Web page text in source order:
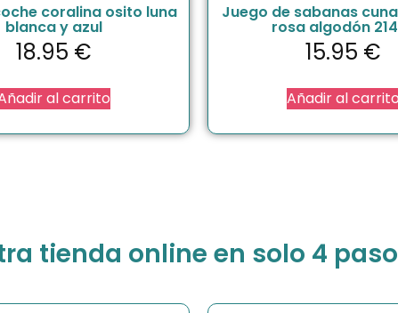
coralina osito luna
blanca y azul
18.95 €
al carrito
Juego de sabanas
rosa algodón
15.95 €
Añadir al
tienda online en solo 4